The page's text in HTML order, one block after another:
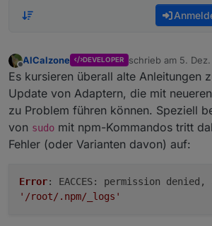
Offline
AlCalzone DEVELOPER schrieb am 5.
zuletzt editiert
Es kursieren überall alte Anleitungen
Update von Adaptern, die mit
zu Problem führen können. Speziell
von sudo mit npm-Kommandos tritt
Fehler (oder Varianten davon) auf:
Error: EACCES: permission denied,
'/root/.npm/_logs'